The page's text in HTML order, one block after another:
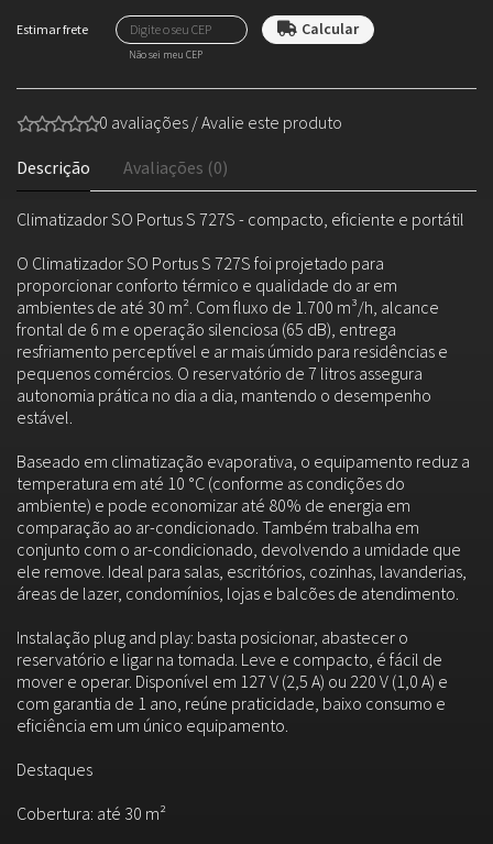
Não sei meu CEP
0 avaliações /Avalie este produto
Descrição Avaliações (0)
Climatizador SO Portus S 727S - compacto, eficiente e portátil
O Climatizador SO Portus S 727S foi projetado para
proporcionar conforto térmico e qualidade do ar em
ambientes de até 30 m². Com fluxo de 1.700 m³/h, alcance
frontal de 6 m e operação silenciosa (65 dB), entrega
resfriamento perceptível e ar mais úmido para residências e
pequenos comércios. O reservatório de 7 litros assegura
autonomia prática no dia a dia, mantendo o desempenho
estável.
Baseado em climatização evaporativa, o equipamento reduz a
temperatura em até 10 °C (conforme as condições do
ambiente) e pode economizar até 80% de energia em
comparação ao ar-condicionado. Também trabalha em
conjunto com o ar-condicionado, devolvendo a umidade que
ele remove. Ideal para salas, escritórios, cozinhas, lavanderias,
áreas de lazer, condomínios, lojas e balcões de atendimento.
Instalação plug and play: basta posicionar, abastecer o
reservatório e ligar na tomada. Leve e compacto, é fácil de
mover e operar. Disponível em 127 V (2,5 A) ou 220 V (1,0 A) e
com garantia de 1 ano, reúne praticidade, baixo consumo e
eficiência em um único equipamento.
Destaques
Cobertura: até 30 m²